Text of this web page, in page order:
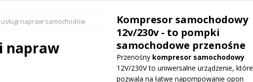
2: Tom Cruise wraca za kierownicę NASCAR
WIADOMOŚCI
dużą aktualizację na GP Węgier i testuje skrzydło Macarena
napraw samochodów
napraw
Kompresor samochodowy
12v/230v - to pompki
samochodowe przenośne
Przenośny kompresor samochodowy
12V/230V to uniwersalne urządzenie, które
pozwala na łatwe napompowanie opon